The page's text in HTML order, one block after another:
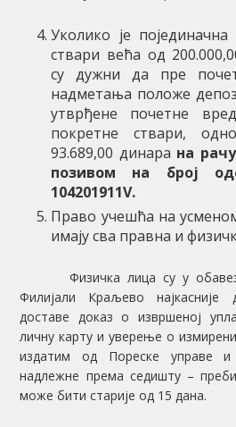
Уколико је
ствари већа од
су дужни да пре
надметања положе
утврђене почетне
покретне ствари,
93.689,00 динара на
позивом на број
104201911V.
Право учешћа на
имају сва правна и
Физичка лица су у обавези
Филијали Краљево најкасније
доставе доказ о извршеној
личну карту и уверење о
издатим од Пореске управе и
надлежне према седишту –
може бити старије од 15 дана.